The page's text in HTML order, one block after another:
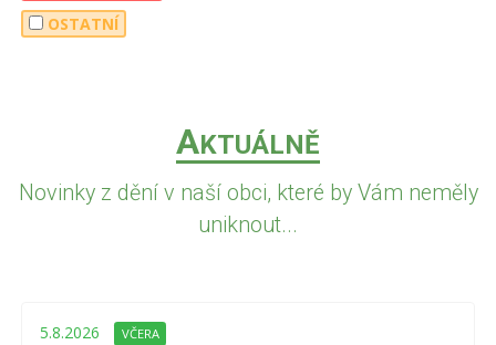
OSTATNÍ
AKTUÁLNĚ
Novinky z dění v naší obci, které by Vám neměly
uniknout...
5.8.2026 VČERA